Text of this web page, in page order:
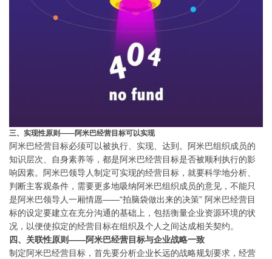
三、实现性原则——阿米巴经营目标可以实现
阿米巴经营目标必须可以被执行、实现、达到。阿米巴组织成员的
知识层次、自身素养等，都是阿米巴经营目标是否被顺利执行的影
响因素。阿米巴领导人制定可实现的经营目标，就要科学地分析、
判断主客观条件，需要更多地吸纳阿米巴组织成员的意见，不能只
是阿米巴领导人一厢情愿——“拍脑袋做出来的决策” 阿米巴经营目
标的设定要建立在充分沟通的基础上，包括衡量企业资源环境的状
况，以便使拟定的经营目标在组织及个人之间达成相关契约。
四、关联性原则——阿米巴经营目标与企业战略一致
制定阿米巴经营目标，首先要分析企业长远的战略规划要求，经营